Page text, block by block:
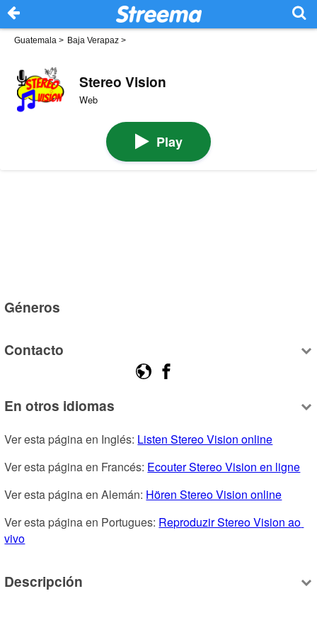
Guatemala > Baja Verapaz >
Stereo Vision
Web
Play
Géneros
Contacto
En otros idiomas
Ver esta página en Inglés: Listen Stereo Vision online
Ver esta página en Francés: Ecouter Stereo Vision en ligne
Ver esta página en Alemán: Hören Stereo Vision online
Ver esta página en Portugues: Reproduzir Stereo Vision ao
vivo
Descripción